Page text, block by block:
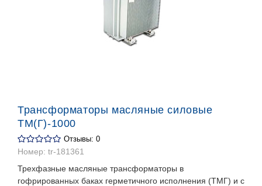
Трансформаторы масляные силовые
ТМ(Г)-1000
Отзывы: 0
Номер: tr-181361
Трехфазные масляные трансформаторы в
гофрированных баках герметичного исполнения (ТМГ) и с